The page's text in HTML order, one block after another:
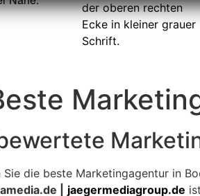
Sie die beste Marketingagentur in
| jaegermediagroup.de